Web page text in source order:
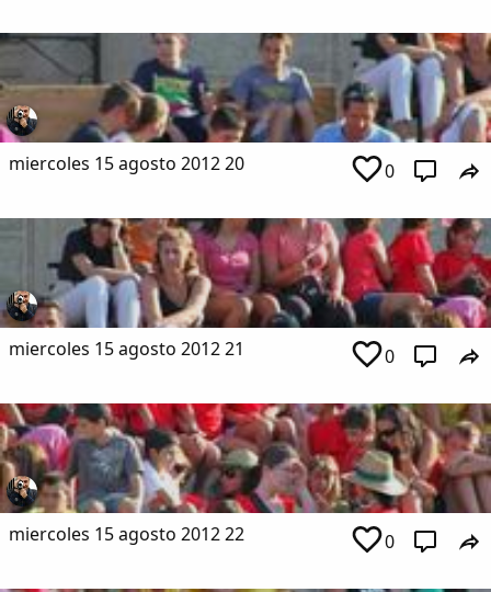
miercoles 15 agosto 2012 20 0
miercoles 15 agosto 2012 21 0
miercoles 15 agosto 2012 22 0